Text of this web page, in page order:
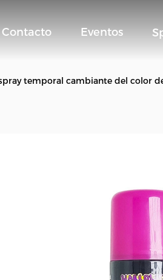
Contacto Eventos
temporal cambiante del color